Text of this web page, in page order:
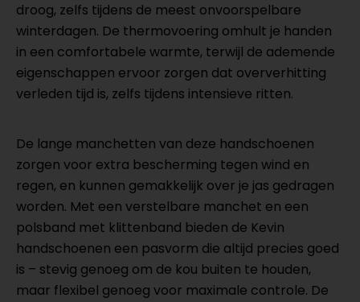
droog, zelfs tijdens de meest onvoorspelbare
winterdagen. De thermovoering omhult je handen
in een comfortabele warmte, terwijl de ademende
eigenschappen ervoor zorgen dat oververhitting
verleden tijd is, zelfs tijdens intensieve ritten.
De lange manchetten van deze handschoenen
zorgen voor extra bescherming tegen wind en
regen, en kunnen gemakkelijk over je jas gedragen
worden. Met een verstelbare manchet en een
polsband met klittenband bieden de Kevin
handschoenen een pasvorm die altijd precies goed
is – stevig genoeg om de kou buiten te houden,
maar flexibel genoeg voor maximale controle. De